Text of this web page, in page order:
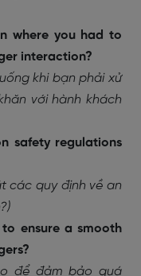
where you had to
interaction?
khi bạn phải xử
với hành khách
safety regulations
các quy định về an
ensure a smooth
để đảm bảo quá